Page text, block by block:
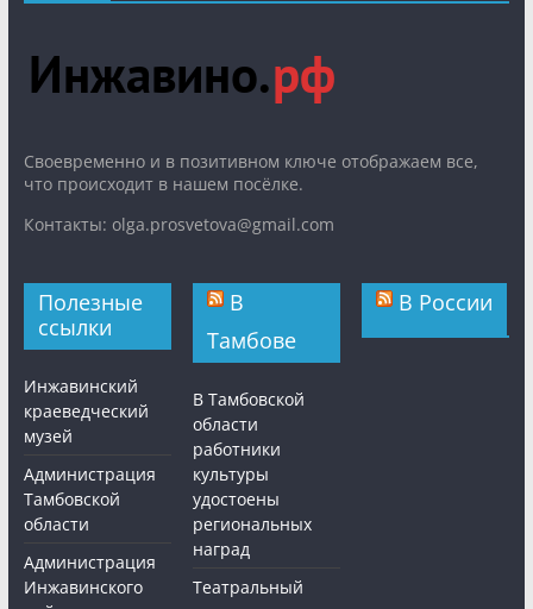
Cвоевременно и в позитивном ключе отображаем все,
что происходит в нашем посёлке.
Контакты: olga.prosvetova@gmail.com
Полезные
ссылки
Инжавинский
краеведческий
музей
Администрация
Тамбовской
области
Администрация
Инжавинского
В
Тамбове
В Тамбовской
области
работники
культуры
удостоены
региональных
наград
Театральный
В России